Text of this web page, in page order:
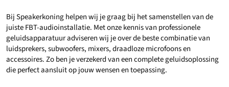
Bij Speakerkoning helpen wij je graag bij het samenstellen van de
juiste FBT-audioinstallatie. Met onze kennis van professionele
geluidsapparatuur adviseren wij je over de beste combinatie van
luidsprekers, subwoofers, mixers, draadloze microfoons en
accessoires. Zo ben je verzekerd van een complete geluidsoplossing
die perfect aansluit op jouw wensen en toepassing.